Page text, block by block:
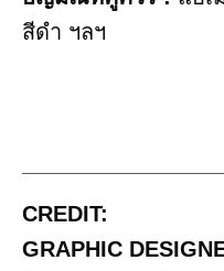
สีดำ ฯลฯ
CREDIT:
GRAPHIC